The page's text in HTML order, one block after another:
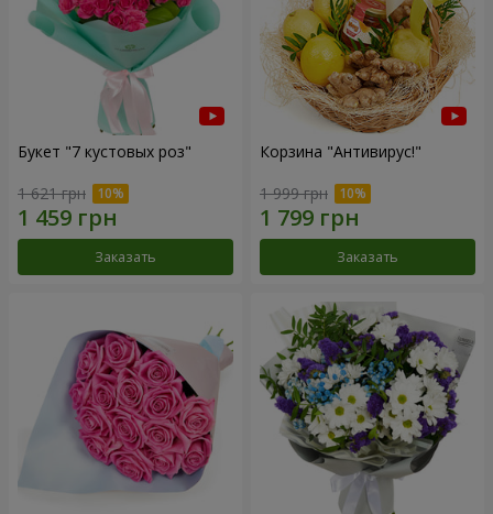
Букет "7 кустовых роз"
1 621 грн
Заказать
Корзина "Антивирус!"
1 999 грн
Заказать